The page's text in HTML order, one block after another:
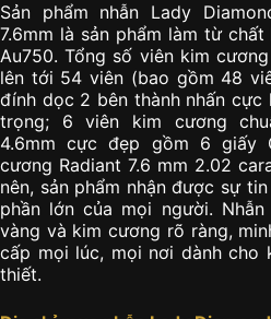
Sản phẩm nhẫn Lady
7.6mm là sản phẩm làm từ
Au750. Tổng số viên kim
lên tới 54 viên (bao gồm 48
đính dọc 2 bên thành nhấn cực
trọng; 6 viên kim cương
4.6mm cực đẹp gồm 6 giấy
cương Radiant 7.6 mm 2.02
nên, sản phẩm nhận được sự
phần lớn của mọi người.
vàng và kim cương rõ ràng,
cấp mọi lúc, mọi nơi dành cho
thiết.